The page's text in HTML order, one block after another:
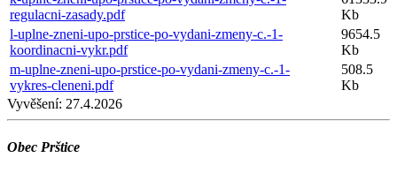
regulacni-zasady.pdf
Kb
l-uplne-zneni-upo-prstice-po-vydani-zmeny-c.-1-
koordinacni-vykr.pdf
9654.5
Kb
m-uplne-zneni-upo-prstice-po-vydani-zmeny-c.-1-
vykres-cleneni.pdf
508.5
Kb
Vyvěšení: 27.4.2026
Obec Prštice